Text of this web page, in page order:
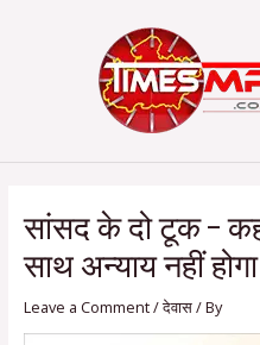
सांसद के दो टूक –
साथ अन्याय नहीं होगा
Leave a Comment/देवास/ By
navigation